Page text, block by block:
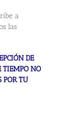
a
las
DE
NO
POR TU